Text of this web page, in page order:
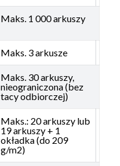
Maks. 1 000 arkuszy
Maks. 3 arkusze
Maks. 30 arkuszy,
nieograniczona (bez
tacy odbiorczej)
Maks.: 20 arkuszy lub
19 arkuszy + 1
okładka (do 209
g/m2)